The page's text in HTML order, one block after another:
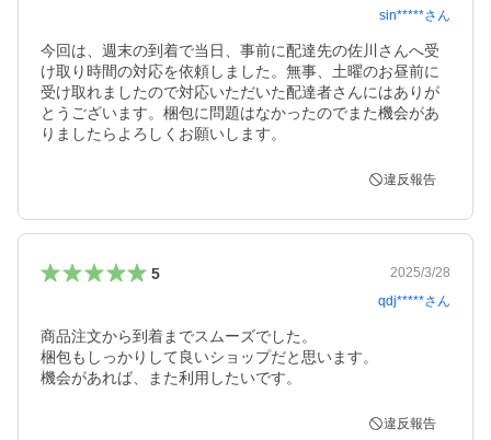
sin*****さん
今回は、週末の到着で当日、事前に配達先の佐川さんへ受
け取り時間の対応を依頼しました。無事、土曜のお昼前に
受け取れましたので対応いただいた配達者さんにはありが
とうございます。梱包に問題はなかったのでまた機会があ
りましたらよろしくお願いします。
違反報告
5
2025/3/28
qdj*****さん
商品注文から到着までスムーズでした。
梱包もしっかりして良いショップだと思います。
機会があれば、また利用したいです。
違反報告